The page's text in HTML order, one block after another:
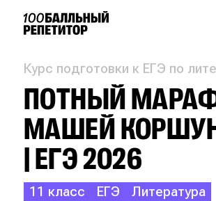
Курс подготовки к ЕГЭ по
ПОТНЫЙ
МАШЕЙ
| ЕГЭ 2026
11 класс ЕГЭ Литература